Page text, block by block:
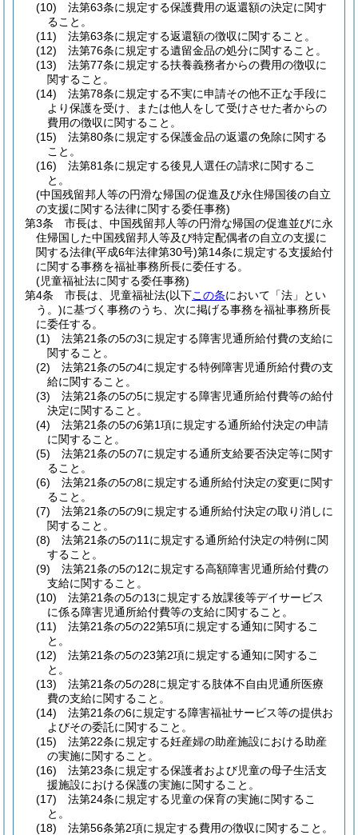
(10)
法第63条に規定する保護費用の返還額の決定に関す
ること。
(11)
法第63条に規定する返還額の徴収に関すること。
(12)
法第76条に規定する遺留金品の処分に関すること。
(13)
法第77条に規定する扶養義務者からの費用の徴収に
関すること。
(14)
法第78条に規定する不実に申請その他不正な手段に
より保護を受け、または他人をして受けさせた者からの
費用の徴収に関すること。
(15)
法第80条に規定する保護金品の返還の免除に関する
こと。
(16)
法第81条に規定する後見人選任の請求に関するこ
と。
(中国残留邦人等の円滑な帰国の促進及び永住帰国後の自立
の支援に関する法律に関する委任事務)
第3条
市長は、中国残留邦人等の円滑な帰国の促進並びに永
住帰国した中国残留邦人等及び特定配偶者の自立の支援に
関する法律(平成6年法律第30号)第14条に規定する支援給付
に関する事務を福祉事務所長に委任する。
(児童福祉法に関する委任事務)
第4条
市長は、児童福祉法(以下この条において「法」とい
う。)に基づく事務のうち、次に掲げる事務を福祉事務所長
に委任する。
(1)
法第21条の5の3に規定する障害児通所給付費の支給に
関すること。
(2)
法第21条の5の4に規定する特例障害児通所給付費の支
給に関すること。
(3)
法第21条の5の5に規定する障害児通所給付費等の給付
決定に関すること。
(4)
法第21条の5の6第1項に規定する通所給付決定の申請
に関すること。
(5)
法第21条の5の7に規定する通所支給要否決定等に関す
ること。
(6)
法第21条の5の8に規定する通所給付決定の変更に関す
ること。
(7)
法第21条の5の9に規定する通所給付決定の取り消しに
関すること。
(8)
法第21条の5の11に規定する通所給付決定の特例に関
すること。
(9)
法第21条の5の12に規定する高額障害児通所給付費の
支給に関すること。
(10)
法第21条の5の13に規定する放課後等デイサービス
に係る障害児通所給付費等の支給に関すること。
(11)
法第21条の5の22第5項に規定する通知に関するこ
と。
(12)
法第21条の5の23第2項に規定する通知に関するこ
と。
(13)
法第21条の5の28に規定する肢体不自由児通所医療
費の支給に関すること。
(14)
法第21条の6に規定する障害福祉サービス等の提供お
よびその委託に関すること。
(15)
法第22条に規定する妊産婦の助産施設における助産
の実施に関すること。
(16)
法第23条に規定する保護者および児童の母子生活支
援施設における保護の実施に関すること。
(17)
法第24条に規定する児童の保育の実施に関するこ
と。
(18)
法第56条第2項に規定する費用の徴収に関すること。